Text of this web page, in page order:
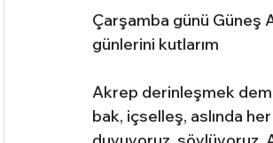
Çarşamba günü Güneş
günlerini kutlarım
Akrep derinleşmek
bak, içselleş, aslında